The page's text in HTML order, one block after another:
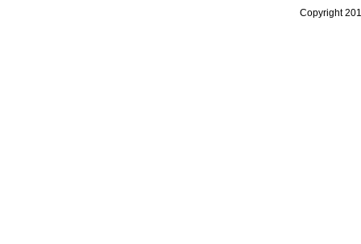
Copyright